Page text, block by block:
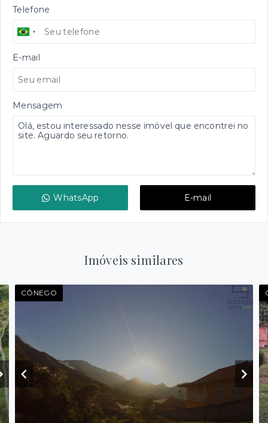
Telefone
E-mail
Mensagem
WhatsApp E-mail
Imóveis similares
CÔNEGO